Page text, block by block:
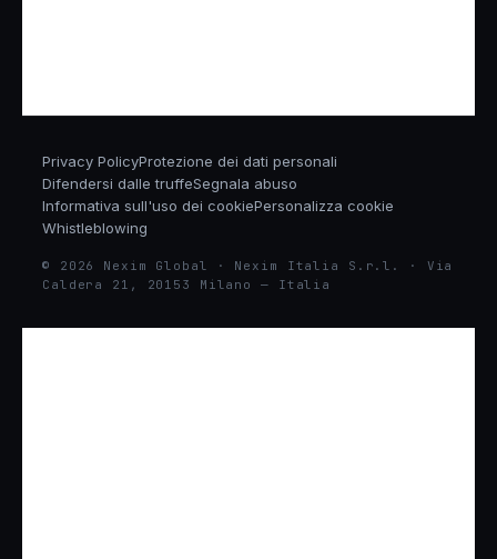
Privacy PolicyProtezione dei dati personali
Difendersi dalle truffeSegnala abuso
Informativa sull'uso dei cookiePersonalizza cookie
Whistleblowing
© 2026 Nexim Global · Nexim Italia S.r.l. · Via
Caldera 21, 20153 Milano — Italia